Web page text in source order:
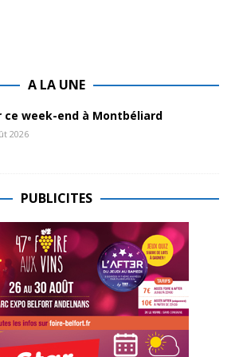
A LA UNE
ce week-end à Montbéliard
2026
PUBLICITES